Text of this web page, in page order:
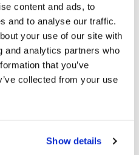
content and ads, to
and to analyse our traffic.
your use of our site with
and analytics partners who
that you’ve
collected from your use
Show details
naujiena -
knyga! Tavęs
daugiau